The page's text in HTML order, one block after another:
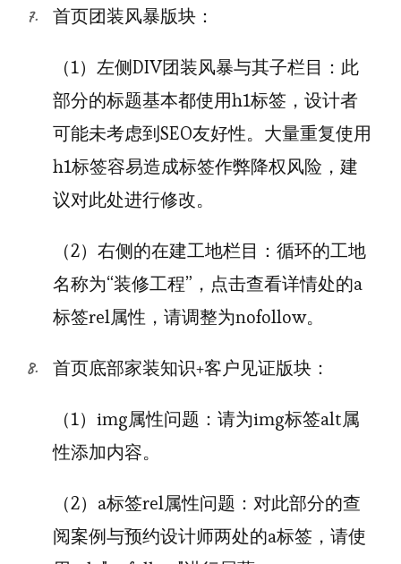
首页团装风暴版块：
（1）左侧DIV团装风暴与其子栏目：此
部分的标题基本都使用h1标签，设计者
可能未考虑到SEO友好性。大量重复使用
h1标签容易造成标签作弊降权风险，建
议对此处进行修改。
（2）右侧的在建工地栏目：循环的工地
名称为“装修工程”，点击查看详情处的a
标签rel属性，请调整为nofollow。
首页底部家装知识+客户见证版块：
（1）img属性问题：请为img标签alt属
性添加内容。
（2）a标签rel属性问题：对此部分的查
阅案例与预约设计师两处的a标签，请使